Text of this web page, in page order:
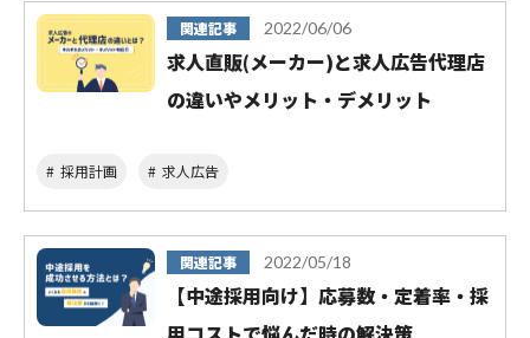
関連記事 2022/06/06
求人直販(メーカー)と求人広告代理店
の違いやメリット・デメリット
採用計画 求人広告
関連記事 2022/05/18
【中途採用向け】応募数・定着率・採